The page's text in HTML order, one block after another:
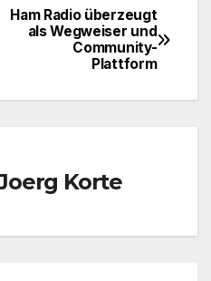
Ham Radio überzeugt
als Wegweiser und
Community-
Plattform
Korte